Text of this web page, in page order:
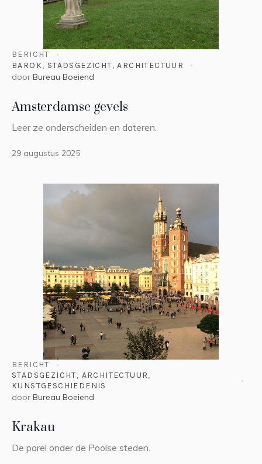
BERICHT
BAROK, STADSGEZICHT,ARCHITECTUUR
door Bureau Boeiend
Amsterdamse gevels
Leer ze onderscheiden en dateren.
29 augustus 2025
BERICHT
STADSGEZICHT, ARCHITECTUUR,
KUNSTGESCHIEDENIS
door Bureau Boeiend
Krakau
De parel onder de Poolse steden.